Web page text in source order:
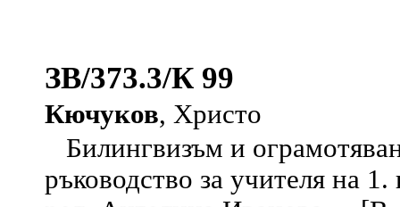
ЗВ/373.3/К 99
Кючуков, Христо
Билингвизъм и
ръководство за учителя на